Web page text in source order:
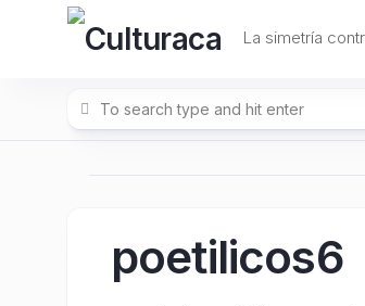
La simetría
poetilicos6